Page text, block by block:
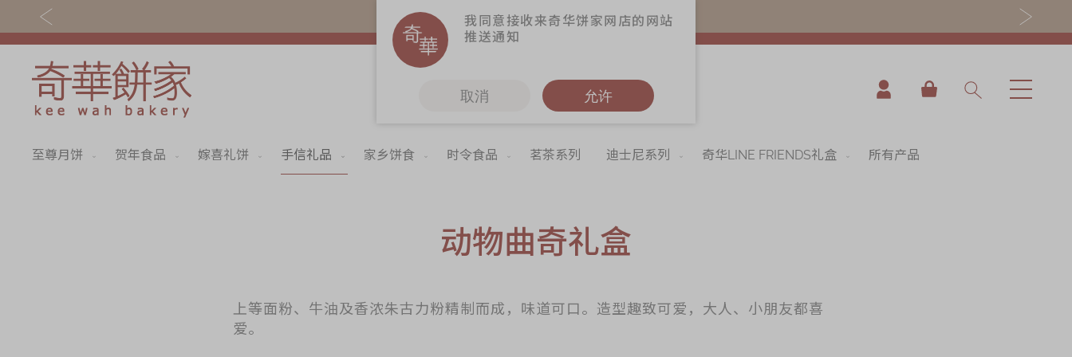
易赏钱会员凭推广码购买现货产品可赚易赏钱($5=1分)
我的购物车
关于奇华 奇华饼食
手信礼品
家乡饼食
更多
奇华工作坊
联络奇华
至尊月饼 贺年食品 嫁喜礼饼 手信礼品 家乡饼食 时令食品 茗茶系列 迪士尼系列 奇华LINE FRIENDS礼盒 所有产品
动物曲奇礼盒
上等面粉、牛油及香浓朱古力粉精制而成，味道可口。造型趣致可爱，大人、小朋友都喜
爱。
我同意接收来奇华饼家网店的网站
推送通知
取消 允许